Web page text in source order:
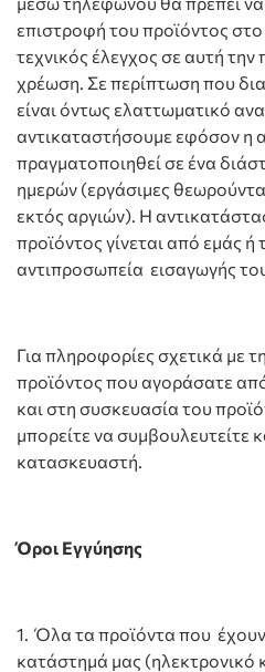
επιστροφή του προϊόντος
τεχνικός έλεγχος σε αυτή την
χρέωση. Σε περίπτωση που
είναι όντως ελαττωματικό
αντικαταστήσουμε εφόσον η
πραγματοποιηθεί σε ένα
ημερών (εργάσιμες
εκτός αργιών). Η
προϊόντος γίνεται από εμάς ή
αντιπροσωπεία εισαγωγής
Για πληροφορίες σχετικά με
προϊόντος που αγοράσατε
και στη συσκευασία του
μπορείτε να συμβουλευτείτε
κατασκευαστή.
Όροι Εγγύησης
1. Όλα τα προϊόντα που
κατάστημά μας (ηλεκτρονικό